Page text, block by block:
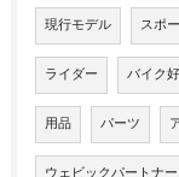
現行モデル スポ
ライダー バイク
用品 パーツ